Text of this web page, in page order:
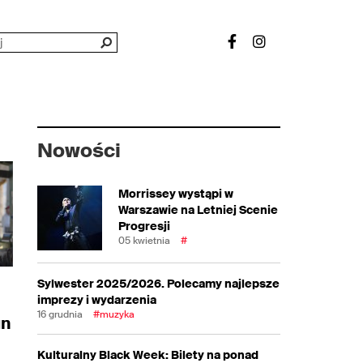
Nowości
Morrissey wystąpi w
Warszawie na Letniej Scenie
Progresji
05 kwietnia #
Sylwester 2025/2026. Polecamy najlepsze
imprezy i wydarzenia
16 grudnia #muzyka
Kulturalny Black Week: Bilety na ponad